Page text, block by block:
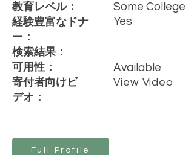
教育レベル：
経験豊富なドナ
ー：
検索結果：
可用性：
寄付者向けビ
デオ：
Some College
Yes
Available
View Video
Full Profile